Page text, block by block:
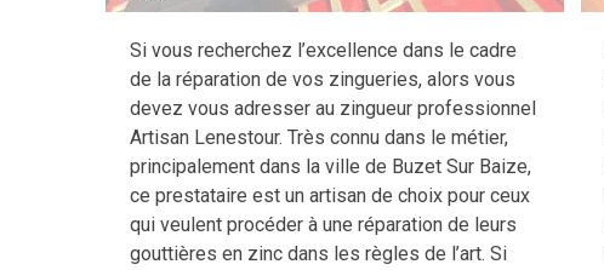
Si vous recherchez l’excellence dans le cadre
de la réparation de vos zingueries, alors vous
devez vous adresser au zingueur professionnel
Artisan Lenestour. Très connu dans le métier,
principalement dans la ville de Buzet Sur Baize,
ce prestataire est un artisan de choix pour ceux
qui veulent procéder à une réparation de leurs
gouttières en zinc dans les règles de l’art. Si